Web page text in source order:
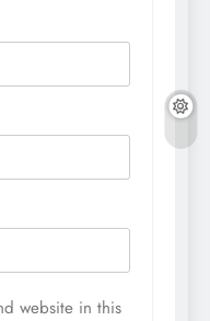
website in this